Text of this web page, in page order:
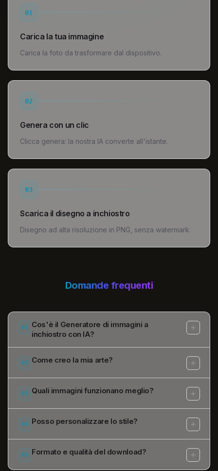
01
Carica la tua immagine
Carica la foto da trasformare dal dispositivo.
02
Genera con un clic
Clicca genera: la nostra IA converte all'istante.
03
Scarica il disegno a inchiostro
Disegno ad alta risoluzione in PNG, senza watermark.
Domande frequenti
01
Cos'è il Generatore di immagini a
inchiostro con IA?
02 Come creo la mia arte?
03 Quali immagini funzionano meglio?
04 Posso personalizzare lo stile?
05 Formato e qualità del download?